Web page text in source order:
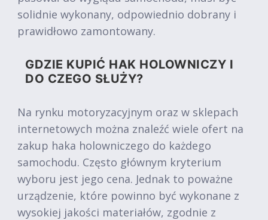
solidnie wykonany, odpowiednio dobrany i
prawidłowo zamontowany.
GDZIE KUPIĆ HAK HOLOWNICZY I
DO CZEGO SŁUŻY?
Na rynku motoryzacyjnym oraz w sklepach
internetowych można znaleźć wiele ofert na
zakup haka holowniczego do każdego
samochodu. Często głównym kryterium
wyboru jest jego cena. Jednak to poważne
urządzenie, które powinno być wykonane z
wysokiej jakości materiałów, zgodnie z